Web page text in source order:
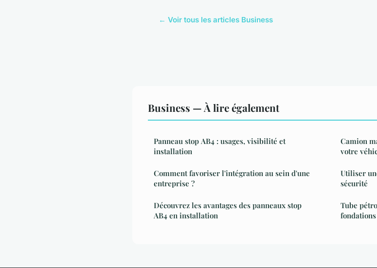
← Voir tous les articles Business
Business — À lire également
Panneau stop AB4 : usages, visibilité et
installation
Comment favoriser l'intégration au sein d'une
entreprise ?
Découvrez les avantages des panneaux stop
AB4 en installation
Camion
votre
Utiliser
sécurité
Tube